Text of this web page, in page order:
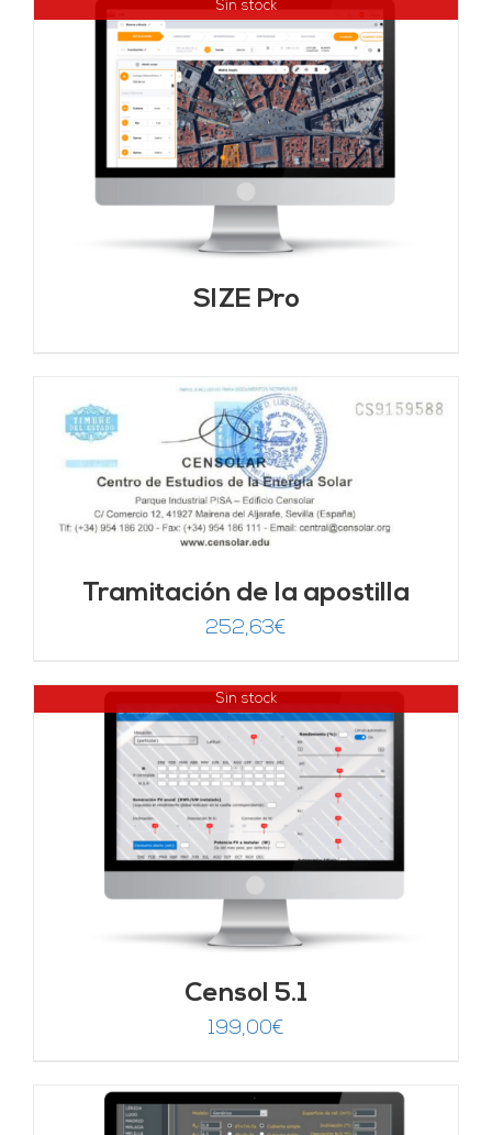
Sin stock
SIZE Pro
Tramitación de la apostilla
252,63€
Sin stock
Censol 5.1
199,00€